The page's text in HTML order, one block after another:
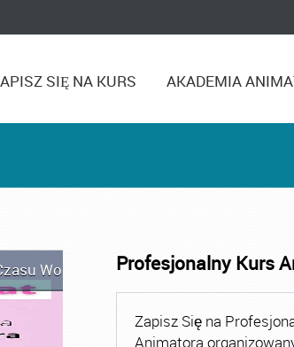
SIĘ NA KURS AKADEMIA
Wolnego Kurs Animatora Czasu
Profesjonalny Kurs
Zapisz Się na
Animatora